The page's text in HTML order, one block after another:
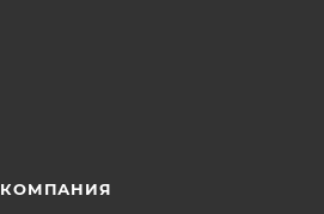
КОМПАНИЯ